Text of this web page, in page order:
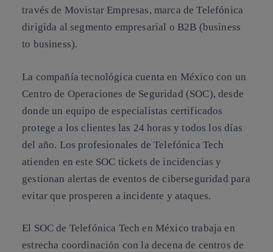
través de Movistar Empresas, marca de Telefónica
dirigida al segmento empresarial o B2B (business
to business).
La compañía tecnológica cuenta en México con un
Centro de Operaciones de Seguridad (SOC), desde
donde un equipo de especialistas certificados
protege a los clientes las 24 horas y todos los días
del año. Los profesionales de Telefónica Tech
atienden en este SOC tickets de incidencias y
gestionan alertas de eventos de ciberseguridad para
evitar que prosperen a incidente y ataques.
El SOC de Telefónica Tech en México trabaja en
estrecha coordinación con la decena de centros de